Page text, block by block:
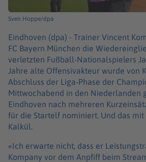
Sven Hoppe/dpa
Eindhoven (dpa) - Trainer Vincent
FC Bayern München die
verletzten Fußball-Nationalspielers
Jahre alte Offensivakteur wurde von
Abschluss der Liga-Phase der
Mittwochabend in den Niederlanden
Eindhoven nach mehreren
für die Startelf nominiert. Und das
Kalkül.
«Ich erwarte nicht, dass er
Kompany vor dem Anpfiff beim